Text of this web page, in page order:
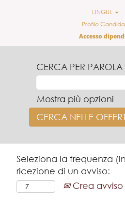
LINGUE
Profilo
Accesso
CERCA PER
Mostra più opzioni
Seleziona la frequenza
ricezione di un avviso:
Crea avviso